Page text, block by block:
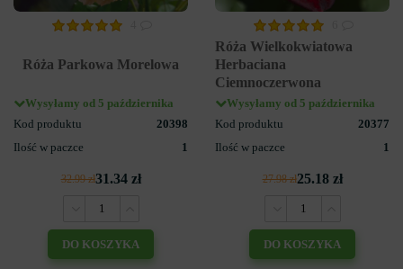
Róża Parkowa Morelowa
Wysyłamy od 5 października
Kod produktu
20398
Ilość w paczce
1
32.99 zł31.34 zł
DO KOSZYKA
Róża Wielkokwiatowa
Herbaciana
Ciemnoczerwona
Wysyłamy od 5 października
Kod produktu
20377
Ilość w paczce
1
27.98 zł25.18 zł
DO KOSZYKA